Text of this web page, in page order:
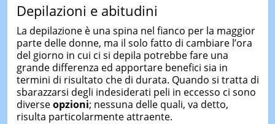
Depilazioni e abitudini
La depilazione è una spina nel fianco per la maggior
parte delle donne, ma il solo fatto di cambiare l’ora
del giorno in cui ci si depila potrebbe fare una
grande differenza ed apportare benefici sia in
termini di risultato che di durata. Quando si tratta di
sbarazzarsi degli indesiderati peli in eccesso ci sono
diverseopzioni; nessuna delle quali, va detto,
risulta particolarmente attraente.